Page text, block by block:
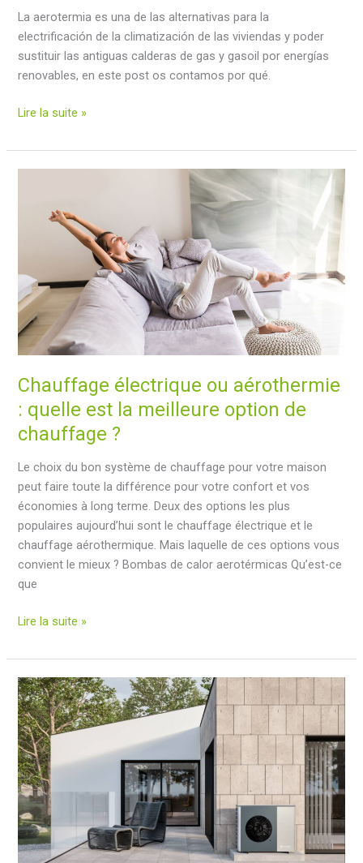
La aerotermia es una de las alternativas para la
electrificación de la climatización de las viviendas y poder
sustituir las antiguas calderas de gas y gasoil por energías
renovables, en este post os contamos por qué.
Aérothermie
alternative
aux
à
mazout
Lire la suite »
Chauffage électrique ou aérothermie
: quelle est la meilleure option de
chauffage ?
Le choix du bon système de chauffage pour votre maison
peut faire toute la différence pour votre confort et vos
économies à long terme. Deux des options les plus
populaires aujourd’hui sont le chauffage électrique et le
chauffage aérothermique. Mais laquelle de ces options vous
convient le mieux ? Bombas de calor aerotérmicas Qu’est-ce
que
Chauffage
ou
aérothermie
:
quelle
est
la
meilleure
option
de
chauffage
?
Lire la suite »